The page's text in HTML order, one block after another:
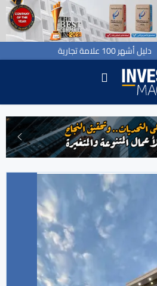
دليل أشهر 100 علامة تجارية